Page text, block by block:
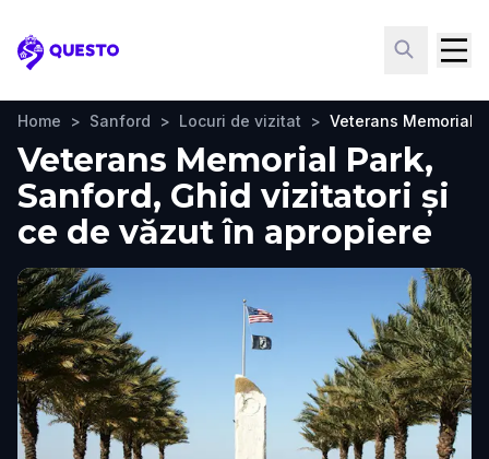
Questo
Home > Sanford > Locuri de vizitat > Veterans Memorial
Veterans Memorial Park,
Sanford, Ghid vizitatori și
ce de văzut în apropiere